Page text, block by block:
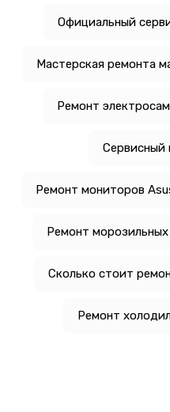
Официальный
Мастерская ремонта
Ремонт
Сервисный
Ремонт мониторов
Ремонт
Сколько стоит
Ремонт